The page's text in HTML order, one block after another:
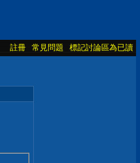
註冊 常見問題 標記討論區為已讀